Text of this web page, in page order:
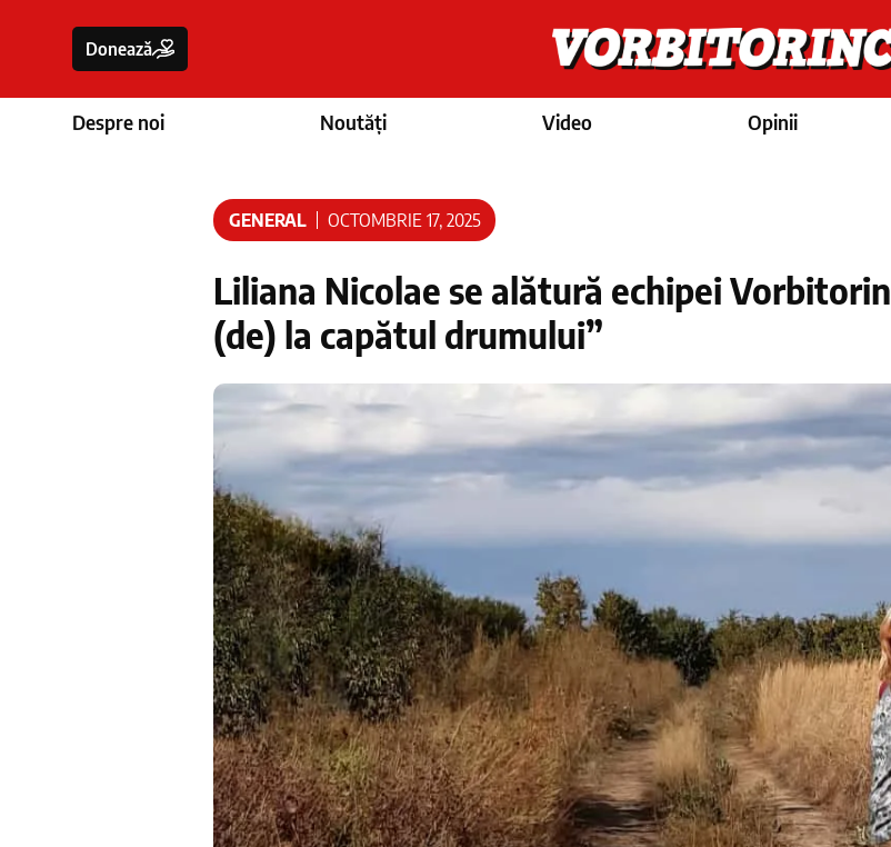
Donează
Despre noi Noutăți Video Opinii
GENERAL OCTOMBRIE 17, 2025
Liliana Nicolae se alătură echipei
(de) la capătul drumului”